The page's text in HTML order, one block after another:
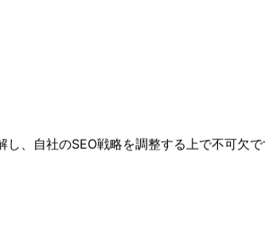
しました。
やセミナーに積極的に参加し、共有価値